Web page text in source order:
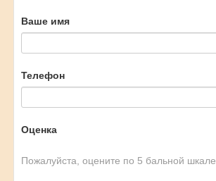
Ваше имя
Телефон
Оценка
Пожалуйста, оцените по 5 бальной шкале